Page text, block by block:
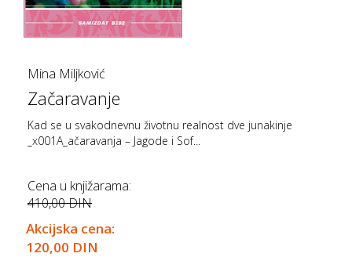
Mina Miljković
Začaravanje
Kad se u svakodnevnu životnu realnost dve junakinje
_x001A_ačaravanja – Jagode i Sof...
Cena u knjižarama:
410,00 DIN
Akcijska cena:
120,00 DIN